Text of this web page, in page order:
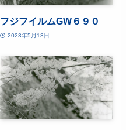
フジフイルムGW６９０
2023年5月13日